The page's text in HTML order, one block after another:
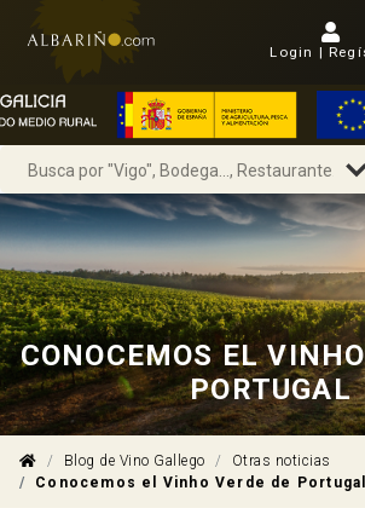
Login |
CONOCEMOS EL
PORTUGAL
Blog de Vino Gallego
Otras noticias
Conocemos el Vinho Verde de Portugal